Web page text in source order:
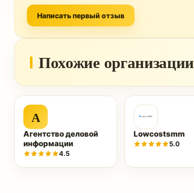
Написать первый отзыв
Похожие организации
А
Агентство деловой
информации
4.5
Lowcostsmm
5.0